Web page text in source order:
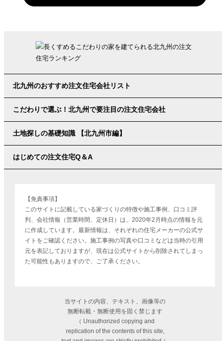
北九州のおすすめ注文住宅会社リスト
こだわりで選ぶ！北九州で要注目の注文住宅会社
土地探しの基礎知識 【北九州市編】
はじめての注文住宅Q＆A
【免責事項】
このサイトに記載している家づくりの特徴や施工事例、口コミ評
判、会社情報（営業時間、定休日）は、2020年2月時点の情報を元
に作成しています。最新情報は、それぞれの住宅メーカーの公式サ
イトをご確認ください。施工事例の写真や口コミなどは当時の引用
元を表記しておりますが、現在は公式サイトから削除されてしまっ
た可能性もありますので、ご了承ください。
当サイトの内容、テキスト、画像等の
無断転載・無断使用を固く禁じます
（ Unauthorized copying and
replication of the contents of this site,